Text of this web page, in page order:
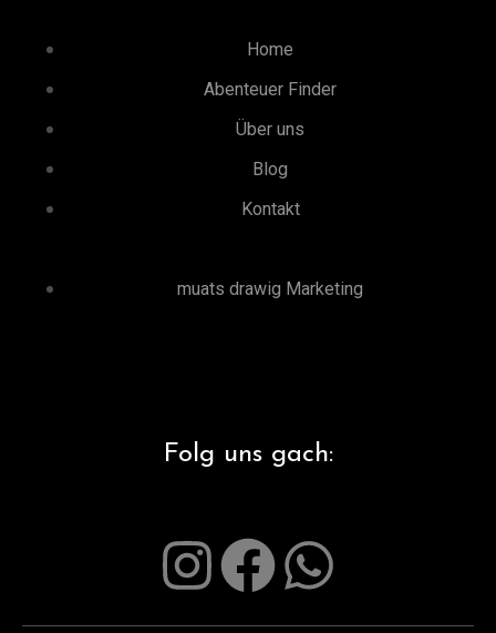
Home
Abenteuer Finder
Über uns
Blog
Kontakt
muats drawig Marketing
Folg uns gach: